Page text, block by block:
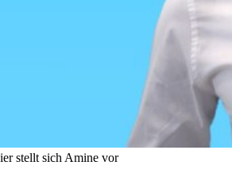
stellt sich Amine vor